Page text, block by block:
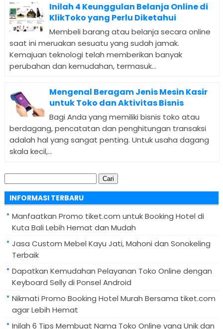
Inilah 4 Keunggulan Belanja Online di
KlikToko yang Perlu Diketahui
Membeli barang atau belanja secara online
saat ini meruakan sesuatu yang sudah jamak.
Kemajuan teknologi telah memberikan banyak
perubahan dan kemudahan, termasuk...
Mengenal Beragam Jenis Mesin Kasir
untuk Toko dan Aktivitas Bisnis
Bagi Anda yang memiliki bisnis toko atau
berdagang, pencatatan dan penghitungan transaksi
adalah hal yang sangat penting. Untuk usaha dagang
skala kecil,...
Cari
untuk:
INFORMASI TERBARU
Manfaatkan Promo tiket.com untuk Booking Hotel di
Kuta Bali Lebih Hemat dan Mudah
Jasa Custom Mebel Kayu Jati, Mahoni dan Sonokeling
Terbaik
Dapatkan Kemudahan Pelayanan Toko Online dengan
Keyboard Selly di Ponsel Android
Nikmati Promo Booking Hotel Murah Bersama tiket.com
agar Lebih Hemat
Inilah 6 Tips Membuat Nama Toko Online yang Unik dan